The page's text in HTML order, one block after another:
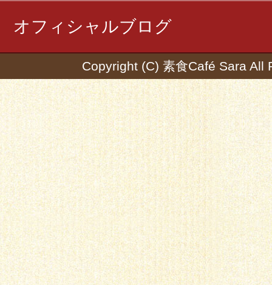
オフィシャルブログ
Copyright (C) 素食Café Sara All